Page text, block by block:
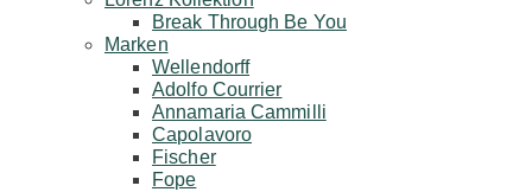
Break Through Be You
Marken
Wellendorff
Adolfo Courrier
Annamaria Cammilli
Capolavoro
Fischer
Fope